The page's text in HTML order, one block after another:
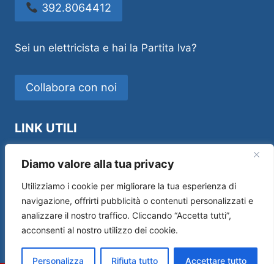
Diamo valore alla tua privacy
Utilizziamo i cookie per migliorare la tua esperienza di
navigazione, offrirti pubblicità o contenuti personalizzati e
analizzare il nostro traffico. Cliccando “Accetta tutti”,
acconsenti al nostro utilizzo dei cookie.
Personalizza Rifiuta tutto Accettare tutto
392.8064412
Sei un elettricista e hai la Partita Iva?
Collabora con noi
LINK UTILI
Sos House Multiservice di Andrea Manfredi –
P.IVA 01554690519 –Privacy Policy
Policy